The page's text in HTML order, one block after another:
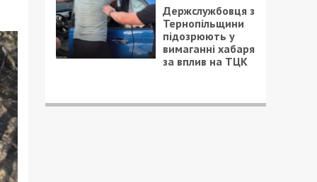
Держслужбовця з
Тернопільщини
підозрюють у
вимаганні хабаря
за вплив на ТЦК